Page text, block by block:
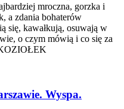
mroczna, gorzka i
a zdania bohaterów
się, kawałkują, osuwają w
o czym mówią i co się za
Wyspa.